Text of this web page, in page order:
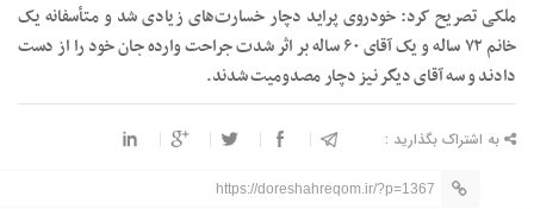
ملکی تصریح کرد: خودروی پراید دچار خسارت‌های زیادی شد و متأسفانه یک
خانم ۷۲ ساله و یک آقای ۶۰ ساله بر اثر شدت جراحت وارده جان خود را از دست
دادند و سه آقای دیگر نیز دچار مصدومیت شدند.
به اشتراک بگذارید :
https://doreshahreqom.ir/?p=1367